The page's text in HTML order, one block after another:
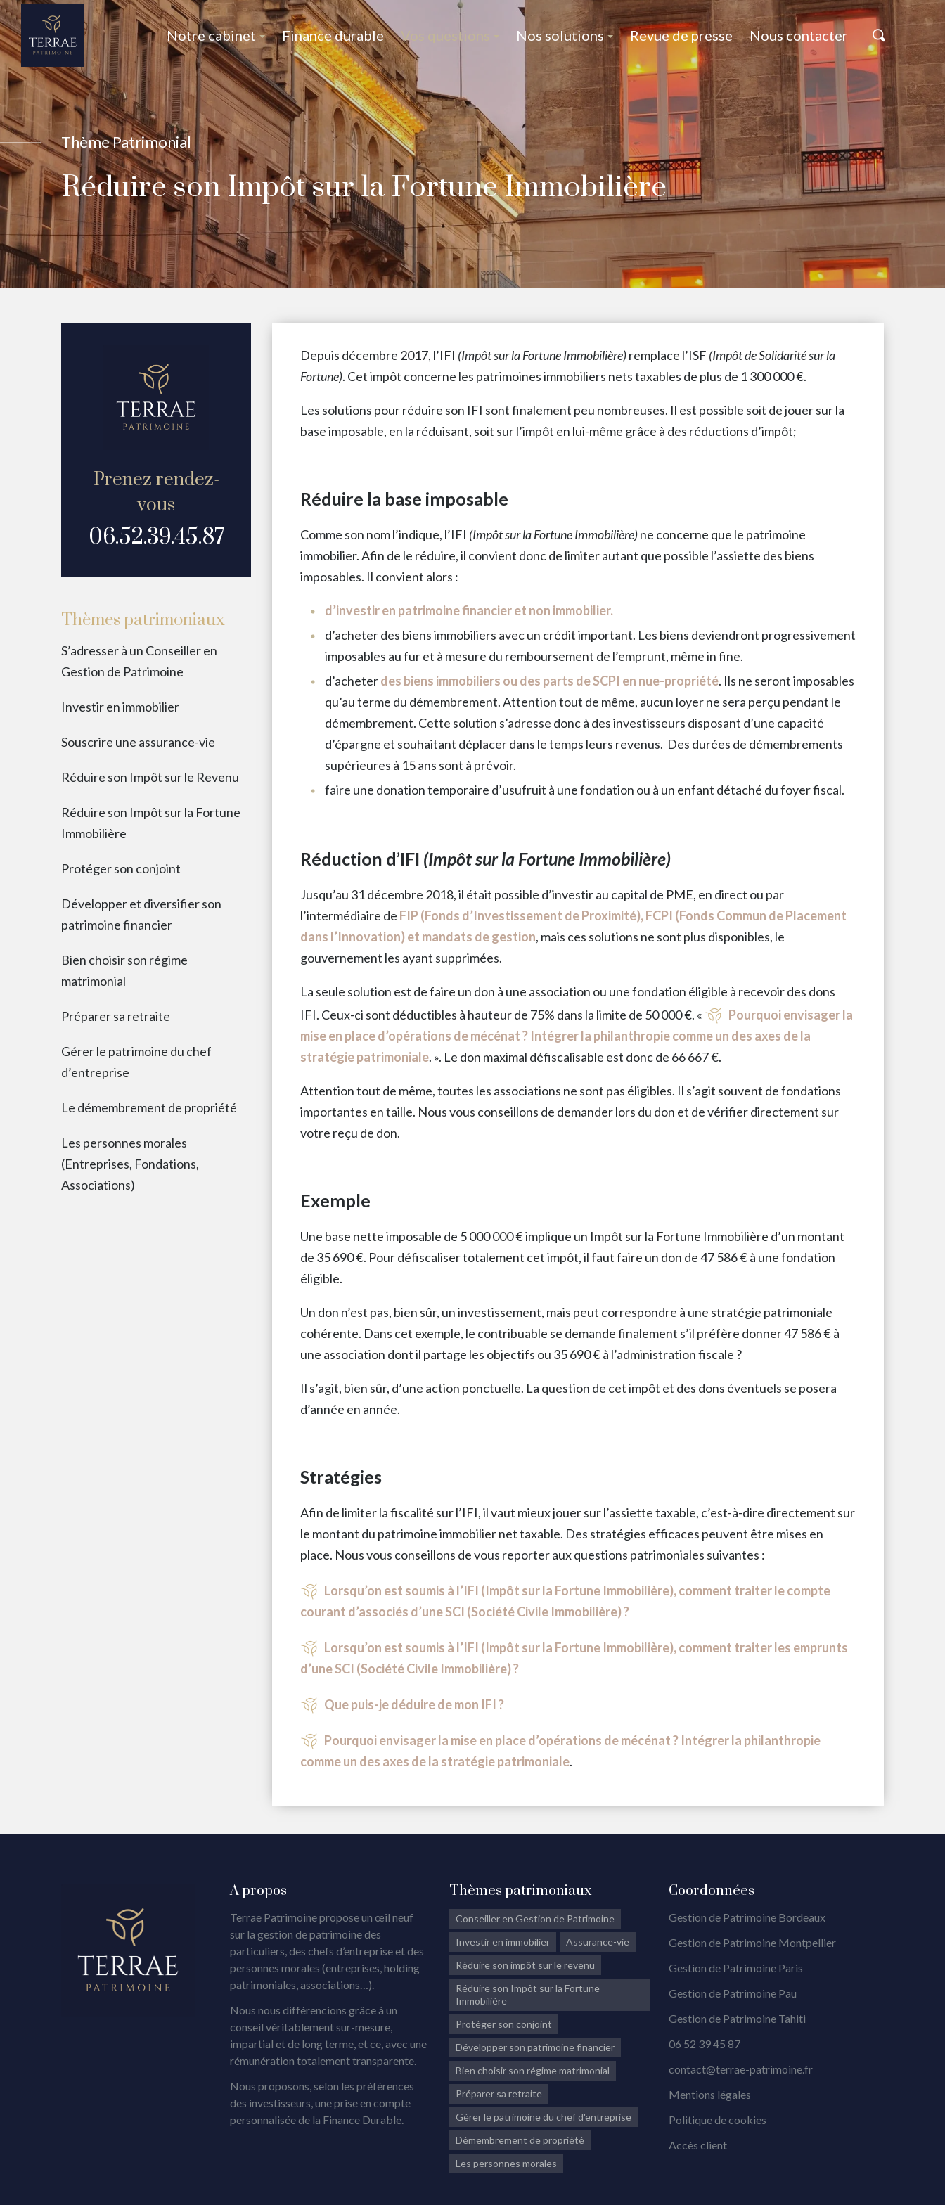
Notre cabinet Finance durable Vos questions Nos solutions Revue de presse Nous contacter
Thème Patrimonial
Réduire son Impôt sur la Fortune Immobilière
Depuis décembre 2017, l’IFI (Impôt sur la Fortune Immobilière)remplace l’ISF (Impôt de Solidarité sur la
Fortune). Cet impôt concerne les patrimoines immobiliers nets taxables de plus de 1 300 000 €.
Les solutions pour réduire son IFI sont finalement peu nombreuses. Il est possible soit de jouer sur la
base imposable, en la réduisant, soit sur l’impôt en lui-même grâce à des réductions d’impôt;
Réduire la base imposable
Comme son nom l’indique, l’IFI (Impôt sur la Fortune Immobilière)ne concerne que le patrimoine
immobilier. Afin de le réduire, il convient donc de limiter autant que possible l’assiette des biens
imposables. Il convient alors :
d’investir en patrimoine financier et non immobilier.
d’acheter des biens immobiliers avec un crédit important. Les biens deviendront progressivement
imposables au fur et à mesure du remboursement de l’emprunt, même in fine.
d’acheterdes biens immobiliers ou des parts de SCPI en nue-propriété. Ils ne seront imposables
qu’au terme du démembrement. Attention tout de même, aucun loyer ne sera perçu pendant le
démembrement. Cette solution s’adresse donc à des investisseurs disposant d’une capacité
d’épargne et souhaitant déplacer dans le temps leurs revenus. Des durées de démembrements
supérieures à 15 ans sont à prévoir.
faire une donation temporaire d’usufruit à une fondation ou à un enfant détaché du foyer fiscal.
Réduction d’IFI (Impôt sur la Fortune Immobilière)
Jusqu’au 31 décembre 2018, il était possible d’investir au capital de PME, en direct ou par
l’intermédiaire de FIP (Fonds d’Investissement de Proximité), FCPI (Fonds Commun de Placement
dans l’Innovation) et mandats de gestion, mais ces solutions ne sont plus disponibles, le
gouvernement les ayant supprimées.
La seule solution est de faire un don à une association ou une fondation éligible à recevoir des dons
IFI. Ceux-ci sont déductibles à hauteur de 75% dans la limite de 50 000 €. «
Pourquoi envisager la
mise en place d’opérations de mécénat ? Intégrer la philanthropie comme un des axes de la
stratégie patrimoniale. ». Le don maximal défiscalisable est donc de 66 667 €.
Attention tout de même, toutes les associations ne sont pas éligibles. Il s’agit souvent de fondations
importantes en taille. Nous vous conseillons de demander lors du don et de vérifier directement sur
votre reçu de don.
Exemple
Une base nette imposable de 5 000 000 € implique un Impôt sur la Fortune Immobilière d’un montant
de 35 690 €. Pour défiscaliser totalement cet impôt, il faut faire un don de 47 586 € à une fondation
éligible.
Un don n’est pas, bien sûr, un investissement, mais peut correspondre à une stratégie patrimoniale
cohérente. Dans cet exemple, le contribuable se demande finalement s’il préfère donner 47 586 € à
une association dont il partage les objectifs ou 35 690 € à l’administration fiscale ?
Il s’agit, bien sûr, d’une action ponctuelle. La question de cet impôt et des dons éventuels se posera
d’année en année.
Stratégies
Afin de limiter la fiscalité sur l’IFI, il vaut mieux jouer sur l’assiette taxable, c’est-à-dire directement sur
le montant du patrimoine immobilier net taxable. Des stratégies efficaces peuvent être mises en
place. Nous vous conseillons de vous reporter aux questions patrimoniales suivantes :
Lorsqu’on est soumis à l’IFI (Impôt sur la Fortune Immobilière), comment traiter le compte
courant d’associés d’une SCI (Société Civile Immobilière) ?
Lorsqu’on est soumis à l’IFI (Impôt sur la Fortune Immobilière), comment traiter les emprunts
d’une SCI (Société Civile Immobilière) ?
Que puis-je déduire de mon IFI ?
Pourquoi envisager la mise en place d’opérations de mécénat ? Intégrer la philanthropie
comme un des axes de la stratégie patrimoniale.
Prenez rendez-
vous
06.52.39.45.87
Thèmes patrimoniaux
S’adresser à un Conseiller en
Gestion de Patrimoine
Investir en immobilier
Souscrire une assurance-vie
Réduire son Impôt sur le Revenu
Réduire son Impôt sur la Fortune
Immobilière
Protéger son conjoint
Développer et diversifier son
patrimoine financier
Bien choisir son régime
matrimonial
Préparer sa retraite
Gérer le patrimoine du chef
d’entreprise
Le démembrement de propriété
Les personnes morales
(Entreprises, Fondations,
Associations)
A propos
Terrae Patrimoine propose un œil neuf
sur la gestion de patrimoine des
particuliers, des chefs d’entreprise et des
personnes morales (entreprises, holding
patrimoniales, associations…).
Nous nous différencions grâce à un
conseil véritablement sur-mesure,
impartial et de long terme, et ce, avec une
rémunération totalement transparente.
Nous proposons, selon les préférences
des investisseurs, une prise en compte
personnalisée de la Finance Durable.
Thèmes patrimoniaux
Conseiller en Gestion de Patrimoine
Investir en immobilier
Assurance-vie
Réduire son impôt sur le revenu
Réduire son Impôt sur la Fortune
Immobilière
Protéger son conjoint
Développer son patrimoine financier
Bien choisir son régime matrimonial
Préparer sa retraite
Gérer le patrimoine du chef d'entreprise
Démembrement de propriété
Les personnes morales
Coordonnées
Gestion de Patrimoine Bordeaux
Gestion de Patrimoine Montpellier
Gestion de Patrimoine Paris
Gestion de Patrimoine Pau
Gestion de Patrimoine Tahiti
06 52 39 45 87
contact@terrae-patrimoine.fr
Mentions légales
Politique de cookies
Accès client